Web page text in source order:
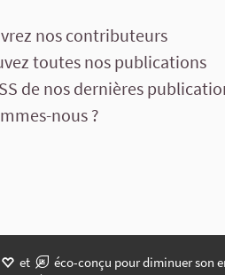
nos contributeurs
toutes nos publications
de nos dernières
nous ?
et
éco-conçu pour diminuer son